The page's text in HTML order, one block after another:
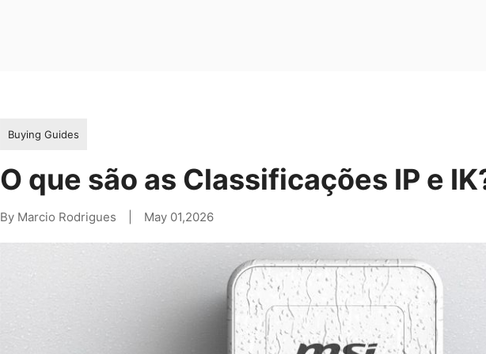
Buying Guides
O que são as Classificações IP e
By Marcio Rodrigues May 01,2026